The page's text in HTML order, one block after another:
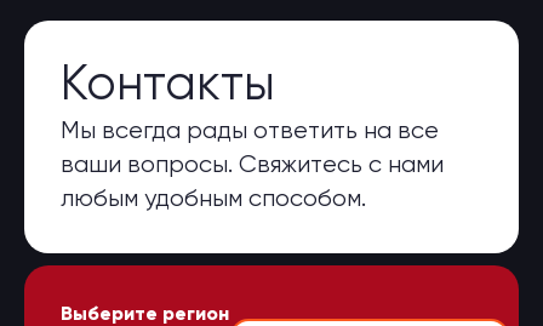
Контакты
Мы всегда рады ответить на все
ваши вопросы. Свяжитесь с нами
любым удобным способом.
Выберите регион